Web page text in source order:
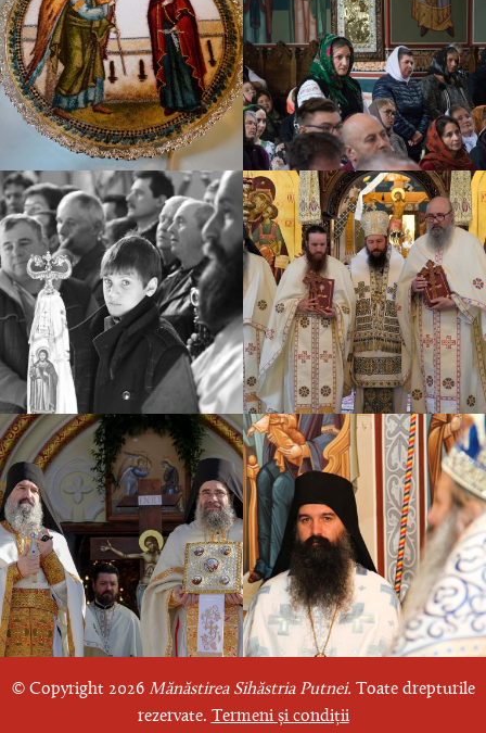
© Copyright 2026 Mănăstirea Sihăstria Putnei. Toate drepturile
rezervate. Termeni și condiții